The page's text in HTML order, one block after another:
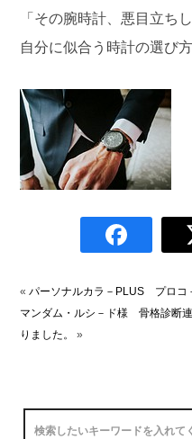
「その腕時計、悪目立ち
自分に似合う時計の選び
«パーソナルカラ－PLUS プロコ
マンダム・ルシ－ド様 骨格診断
りました。
»